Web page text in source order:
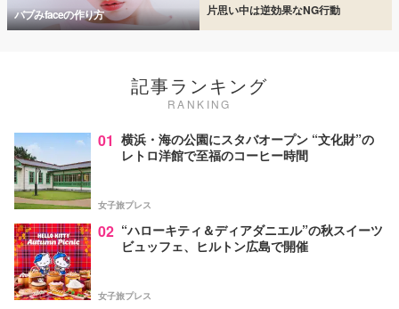
バブみfaceの作り方 片思い中は逆効果なNG行動
記事ランキング
RANKING
01 横浜・海の公園にスタバオープン “文化財”の
レトロ洋館で至福のコーヒー時間
女子旅プレス
02 “ハローキティ＆ディアダニエル”の秋スイーツ
ビュッフェ、ヒルトン広島で開催
女子旅プレス